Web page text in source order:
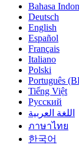
Bahasa
Deutsch
English
Español
Français
Italiano
Polski
Português
Tiếng Việt
Русский
اللغة العربية
ภาษาไทย
한국어